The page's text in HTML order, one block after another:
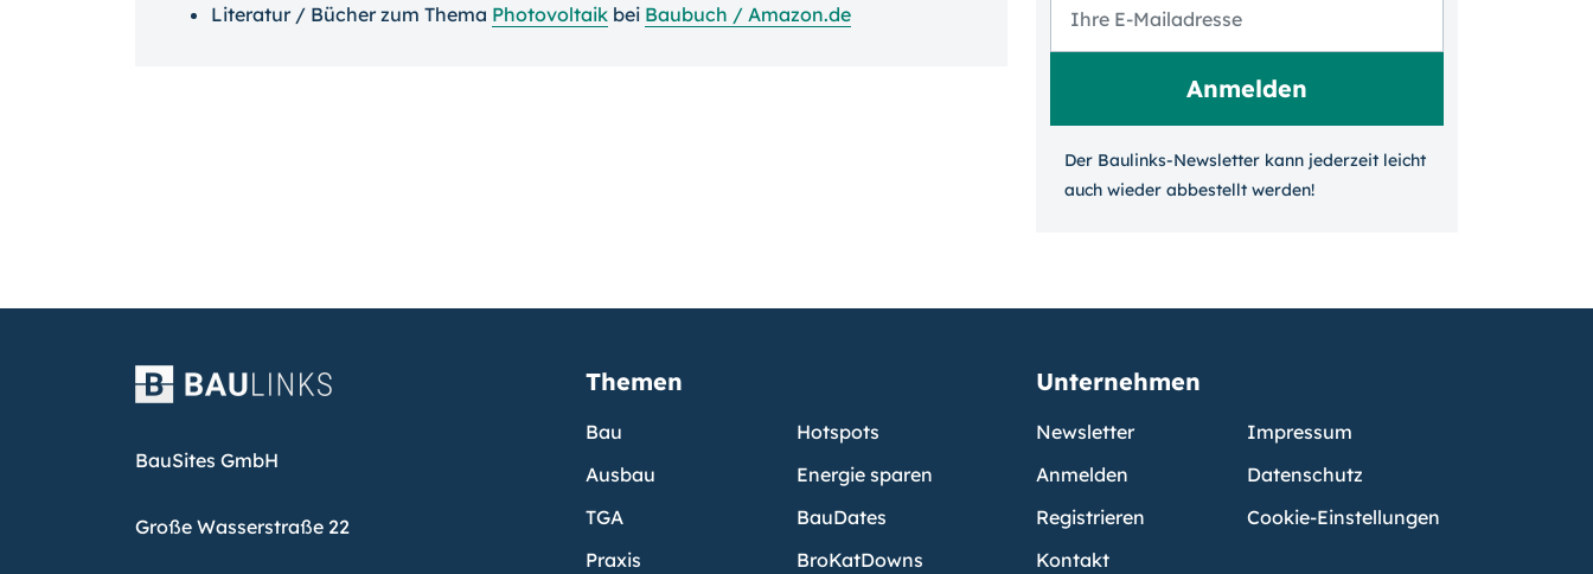
Literatur / Bücher zum Thema Photovoltaik bei Baubuch / Amazon.de
Der Baulinks-Newsletter kann jeder­zeit leicht
auch wieder ab­bestellt werden!
BauSites GmbH
Große Wasserstraße 22
Themen
Bau
Ausbau
TGA
Praxis
Hotspots
Energie sparen
BauDates
BroKatDowns
Unternehmen
Newsletter
Anmelden
Registrieren
Kontakt
Impressum
Datenschutz
Cookie-Einstellungen